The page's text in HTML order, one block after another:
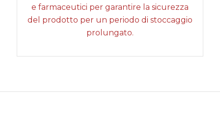
e farmaceutici per garantire la sicurezza
del prodotto per un periodo di stoccaggio
prolungato.